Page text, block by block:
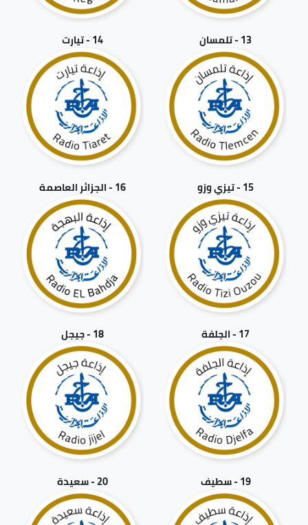
13 - تلمسان 14 - تيارت
15 - تيزي وزو 16 - الجزائر العاصمة
17 - الجلفة 18 - جيجل
19 - سطيف 20 - سعيدة